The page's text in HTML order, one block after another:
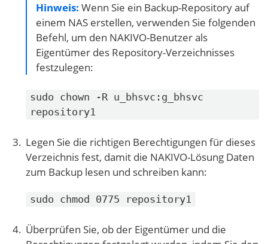
Hinweis: Wenn Sie ein Backup-Repository auf
einem NAS erstellen, verwenden Sie folgenden
Befehl, um den NAKIVO-Benutzer als
Eigentümer des Repository-Verzeichnisses
festzulegen:
sudo chown -R u_bhsvc:g_bhsvc
repository1
Legen Sie die richtigen Berechtigungen für dieses
Verzeichnis fest, damit die NAKIVO-Lösung Daten
zum Backup lesen und schreiben kann:
sudo chmod 0775 repository1
Überprüfen Sie, ob der Eigentümer und die